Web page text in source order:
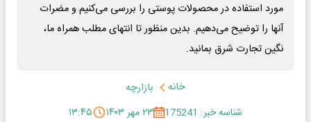
مورد استفاده در محصولات پوستی را بررسی می‌کنیم و مضرات
آنها را توضیح می‌دهیم. بدین منظور تا انتهای مطلب همراه ما،
نگین تجارت شرق بمانید.
خانه
بازارچه
شناسه خبر: 175241
۲۳ مهر ۱۴۰۳ ۱۳:۴۵